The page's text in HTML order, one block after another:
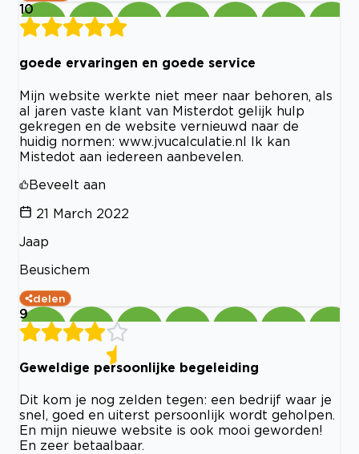
10
goede ervaringen en goede service
Mijn website werkte niet meer naar behoren, als
al jaren vaste klant van Misterdot gelijk hulp
gekregen en de website vernieuwd naar de
huidig normen: www.jvucalculatie.nl Ik kan
Mistedot aan iedereen aanbevelen.
Beveelt aan
21 March 2022
Jaap
Beusichem
delen
9
Geweldige persoonlijke begeleiding
Dit kom je nog zelden tegen: een bedrijf waar je
snel, goed en uiterst persoonlijk wordt geholpen.
En mijn nieuwe website is ook mooi geworden!
En zeer betaalbaar.